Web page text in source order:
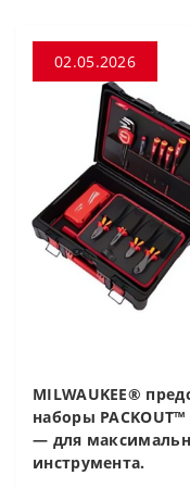
02.05.2026
MILWAUKEE®
наборы
— для
инструмента.